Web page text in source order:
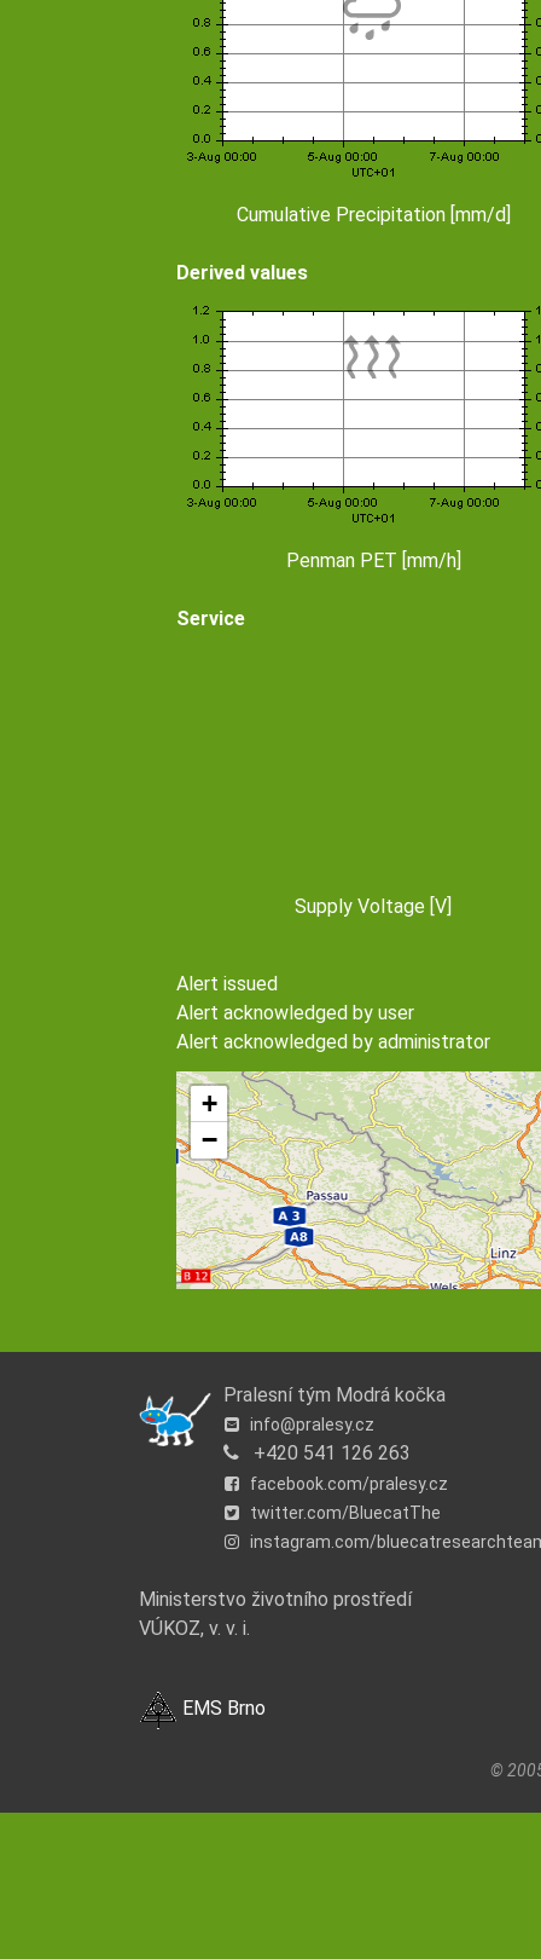
Cumulative Precipitation [mm/d]
Derived values
Penman PET [mm/h]
Service
Supply Voltage [V]
Alert issued
Alert acknowledged by user
Alert acknowledged by administrator
+
−
Pralesní tým Modrá kočka
info@pralesy.cz
+420 541 126 263
facebook.com/pralesy.cz
twitter.com/BluecatThe
instagram.com/
Ministerstvo životního prostředí
VÚKOZ, v. v. i.
EMS Brno
©